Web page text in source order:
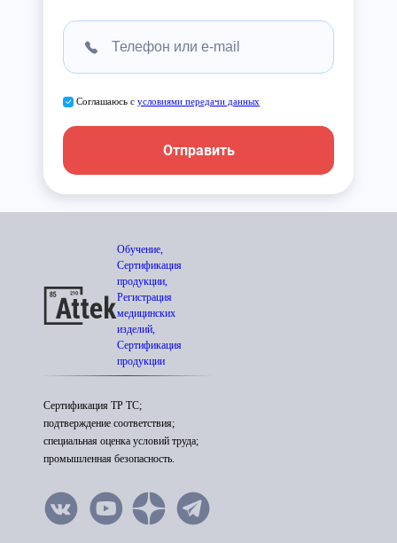
Соглашаюсь с условиями передачи данных
Отправить
Обучение,
Сертификация
продукции,
Регистрация
медицинских
изделий,
Сертификация
продукции
Сертификация ТР ТС;
подтверждение соответствия;
специальная оценка условий труда;
промышленная безопасность.